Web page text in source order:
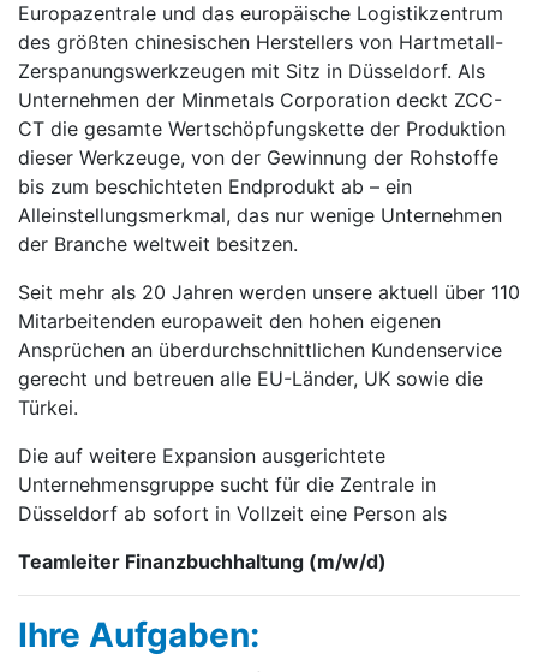
Europazentrale und das europäische Logistikzentrum
des größten chinesischen Herstellers von Hartmetall-
Zerspanungswerkzeugen mit Sitz in Düsseldorf. Als
Unternehmen der Minmetals Corporation deckt ZCC-
CT die gesamte Wertschöpfungskette der Produktion
dieser Werkzeuge, von der Gewinnung der Rohstoffe
bis zum beschichteten Endprodukt ab – ein
Alleinstellungsmerkmal, das nur wenige Unternehmen
der Branche weltweit besitzen.
Seit mehr als 20 Jahren werden unsere aktuell über 110
Mitarbeitenden europaweit den hohen eigenen
Ansprüchen an überdurchschnittlichen Kundenservice
gerecht und betreuen alle EU-Länder, UK sowie die
Türkei.
Die auf weitere Expansion ausgerichtete
Unternehmensgruppe sucht für die Zentrale in
Düsseldorf ab sofort in Vollzeit eine Person als
Teamleiter Finanzbuchhaltung (m/w/d)
Ihre Aufgaben: